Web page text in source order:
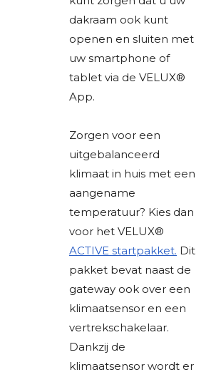
dakraam ook kunt
openen en sluiten met
uw smartphone of
tablet via de VELUX®
App.
Zorgen voor een
uitgebalanceerd
klimaat in huis met een
aangename
temperatuur? Kies dan
voor het VELUX®
ACTIVE startpakket. Dit
pakket bevat naast de
gateway ook over een
klimaatsensor en een
vertrekschakelaar.
Dankzij de
klimaatsensor wordt er